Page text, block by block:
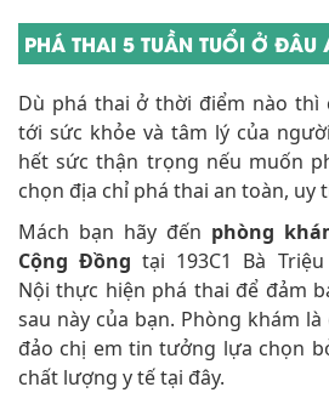
PHÁ THAI 5 TUẦN TUỔI Ở ĐÂU
Dù phá thai ở thời điểm nào thì
tới sức khỏe và tâm lý của
hết sức thận trọng nếu muốn
chọn địa chỉ phá thai an toàn, uy
Mách bạn hãy đến phòng
Cộng Đồng tại 193C1 Bà
Nội thực hiện phá thai để đảm
sau này của bạn. Phòng khám
đảo chị em tin tưởng lựa chọn
chất lượng y tế tại đây.